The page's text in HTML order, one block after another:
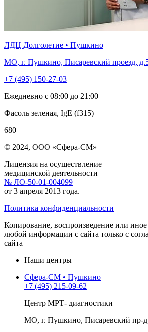
ЛДЦ Долголетие • Пушкино
МО, г. Пушкино, Писаревский проезд,
+7 (495) 150-27-03
Ежедневно с 08:00 до 21:00
Фасоль зеленая, IgE (f315)
680
© 2024, ООО «Сфера-СМ»
Лицензия на осуществление
медицинской деятельности
№ ЛО-50-01-004099
от 3 апреля 2013 года.
Политика конфиденциальности
Копирование, воспроизведение или
любой информации с сайта только с
сайта
Наши центры
Сфера-СМ • Пушкино
+7 (495) 215-09-62
Центр МРТ- диагностики
МО, г. Пушкино, Писаревский пр-